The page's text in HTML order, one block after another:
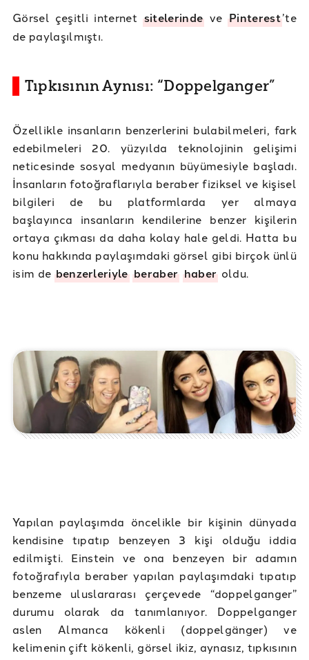
Görsel çeşitli internet sitelerinde vePinterest’te
de paylaşılmıştı.
Tıpkısının Aynısı: “Doppelganger”
Özellikle insanların benzerlerini bulabilmeleri, fark
edebilmeleri 20. yüzyılda teknolojinin gelişimi
neticesinde sosyal medyanın büyümesiyle başladı.
İnsanların fotoğraflarıyla beraber fiziksel ve kişisel
bilgileri de bu platformlarda yer almaya
başlayınca insanların kendilerine benzer kişilerin
ortaya çıkması da daha kolay hale geldi. Hatta bu
konu hakkında paylaşımdaki görsel gibi birçok ünlü
isim de benzerleriyle beraber haber oldu.
Yapılan paylaşımda öncelikle bir kişinin dünyada
kendisine tıpatıp benzeyen 3 kişi olduğu iddia
edilmişti. Einstein ve ona benzeyen bir adamın
fotoğrafıyla beraber yapılan paylaşımdaki tıpatıp
benzeme uluslararası çerçevede “doppelganger”
durumu olarak da tanımlanıyor. Doppelganger
aslen Almanca kökenli (doppelgänger) ve
kelimenin çift kökenli, görsel ikiz, aynasız, tıpkısının